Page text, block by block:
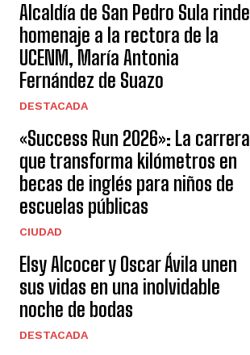
Alcaldía de San Pedro Sula rinde
homenaje a la rectora de la
UCENM, María Antonia
Fernández de Suazo
DESTACADA
«Success Run 2026»: La carrera
que transforma kilómetros en
becas de inglés para niños de
escuelas públicas
CIUDAD
Elsy Alcocer y Oscar Ávila unen
sus vidas en una inolvidable
noche de bodas
DESTACADA